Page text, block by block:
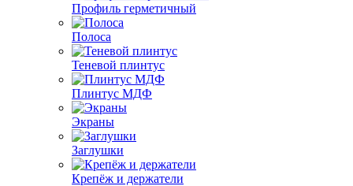
Профиль герметичный
Полоса
Теневой плинтус
Плинтус МДФ
Экраны
Заглушки
Крепёж и держатели